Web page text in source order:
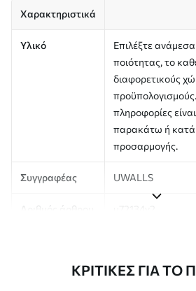
Χαρακτηριστικά
Υλικό
Επιλέξτε
ποιότητας, το
διαφορετικούς
πληροφορίες
παρακάτω ή κατά
προσαρμογής.
Συγγραφέας UWALLS
Αριθμός άρθρου
πανομοιότυπες
ΚΡΙΤΙΚΈΣ ΓΙΑ ΤΟ